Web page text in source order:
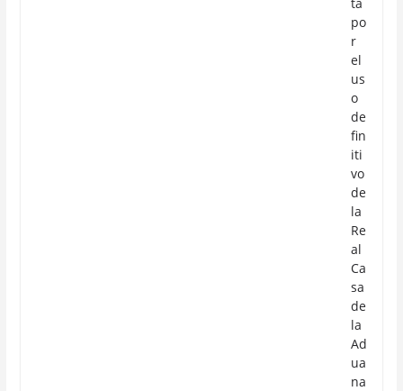
po
r
el
us
o
de
fin
iti
vo
de
la
Re
al
Ca
sa
de
la
Ad
ua
na